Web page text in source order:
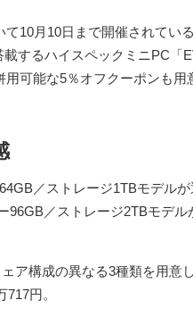
10月10日まで開催されてい
するハイスペックミニPC「
可能な5％オフクーポンも用
／ストレージ1TBモデルが
96GB／ストレージ2TBモデル
ア構成の異なる3種類を用意
円。